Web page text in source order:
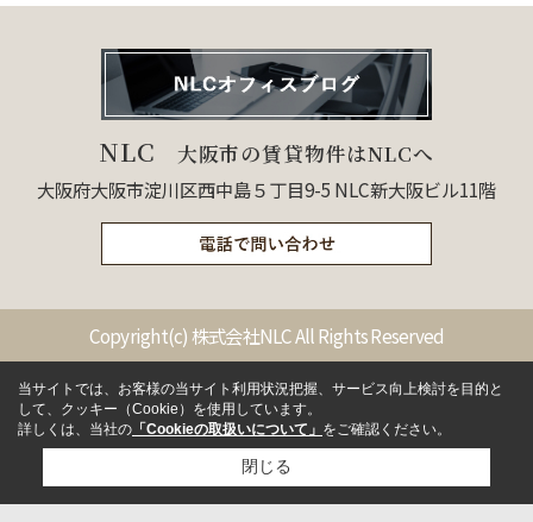
NLC 大阪市の賃貸物件はNLCへ
大阪府大阪市淀川区西中島５丁目9-5 NLC新大阪ビル11階
Copyright(c) 株式会社NLC All Rights Reserved
当サイトでは、お客様の当サイト利用状況把握、サービス向上検討を目的と
して、クッキー（Cookie）を使用しています。
詳しくは、当社の 「Cookieの取扱いについて」 をご確認ください。
閉じる